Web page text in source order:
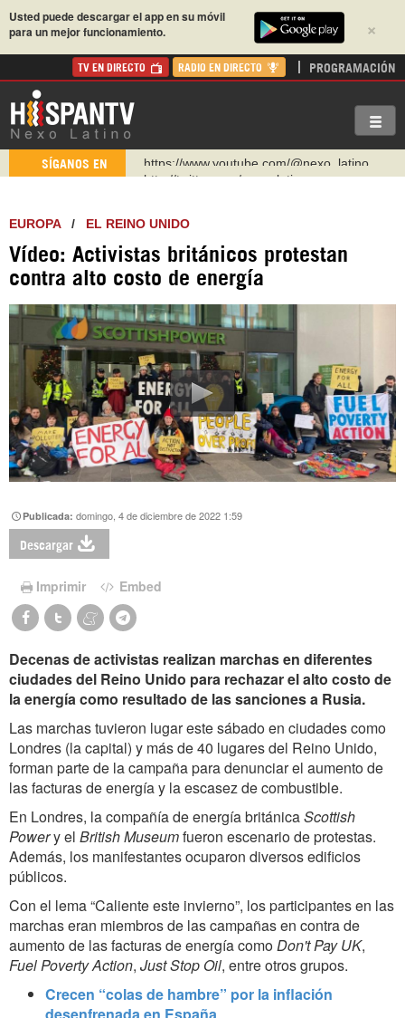
×
Usted puede descargar el app en su móvil
para un mejor funcionamiento.
TV EN DIRECTO RADIO EN DIRECTO PROGRAMACIÓN
SÍGANOS EN
http://twitter.com/nexo_latino
https://urmedium.com/c/hispantv
WhatsApp y Viber: +98 921 79 29 404
Instagram como: hispan_tv
https://www.youtube.com/@nexo_latino
EUROPA/ EL REINO UNIDO
Vídeo: Activistas británicos protestan
contra alto costo de energía
Publicada:domingo, 4 de diciembre de 2022 1:59
Descargar
Imprimir Embed
Decenas de activistas realizan marchas en diferentes
ciudades del Reino Unido para rechazar el alto costo de
la energía como resultado de las sanciones a Rusia.
Las marchas tuvieron lugar este sábado en ciudades como
Londres (la capital) y más de 40 lugares del Reino Unido,
forman parte de la campaña para denunciar el aumento de
las facturas de energía y la escasez de combustible.
En Londres, la compañía de energía británicaScottish
Powery el British Museumfueron escenario de protestas.
Además, los manifestantes ocuparon diversos edificios
públicos.
Con el lema “Caliente este invierno”, los participantes en las
marchas eran miembros de las campañas en contra de
aumento de las facturas de energía comoDon't Pay UK,
Fuel Poverty Action, Just Stop Oil, entre otros grupos.
Crecen “colas de hambre” por la inflación
desenfrenada en España